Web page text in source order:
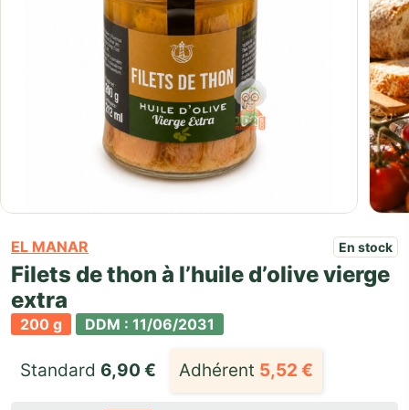
EL MANAR En stock
Filets de thon à l’huile d’olive vierge
extra
200 g DDM : 11/06/2031
Standard 6,90 € Adhérent 5,52 €